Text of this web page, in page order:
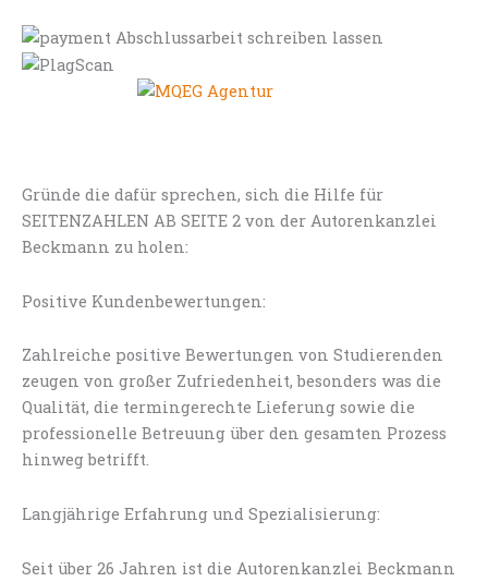
Gründe die dafür sprechen, sich die Hilfe für
SEITENZAHLEN AB SEITE 2 von der Autorenkanzlei
Beckmann zu holen:
Positive Kundenbewertungen:
Zahlreiche positive Bewertungen von Studierenden
zeugen von großer Zufriedenheit, besonders was die
Qualität, die termingerechte Lieferung sowie die
professionelle Betreuung über den gesamten Prozess
hinweg betrifft.
Langjährige Erfahrung und Spezialisierung:
Seit über 26 Jahren ist die Autorenkanzlei Beckmann